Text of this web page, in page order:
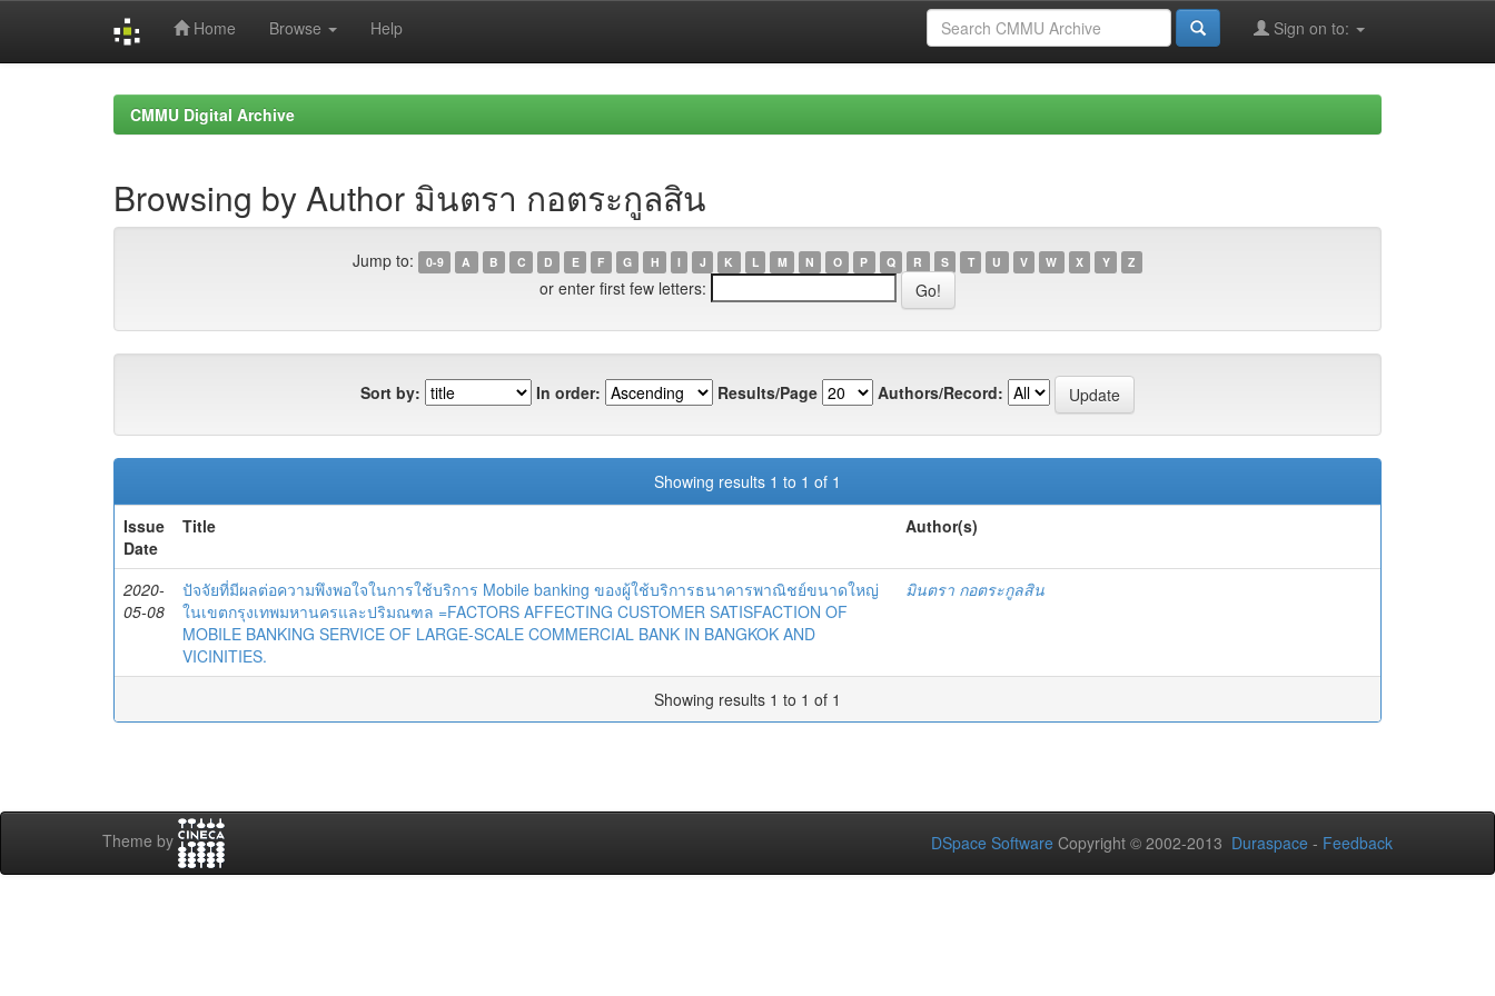
Home Browse Help Sign on to:
CMMU Digital Archive
Browsing by Author มินตรา กอตระกูลสิน
Jump to: 0-9 A B C D E F G H I J K L M N O P Q R S T U V W X Y Z
or enter first few letters:
Sort by: In order: Results/Page Authors/Record:
Showing results 1 to 1 of 1
Issue
Date
Title Author(s)
2020-
05-08
ปัจจัยที่มีผลต่อความพึงพอใจในการใช้บริการ Mobile banking ของผู้ใช้บริการธนาคารพาณิชย์ขนาดใหญ่
ในเขตกรุงเทพมหานครและปริมณฑล =FACTORS AFFECTING CUSTOMER SATISFACTION OF
MOBILE BANKING SERVICE OF LARGE-SCALE COMMERCIAL BANK IN BANGKOK AND
VICINITIES.
มินตรา กอตระกูลสิน
Showing results 1 to 1 of 1
Theme by DSpace Software Copyright © 2002-2013 Duraspace - Feedback